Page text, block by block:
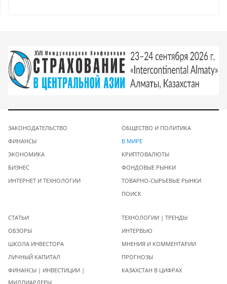
ЗАКОНОДАТЕЛЬСТВО
ФИНАНСЫ
ЭКОНОМИКА
БИЗНЕС
ИНТЕРНЕТ И ТЕХНОЛОГИИ
ОБЩЕСТВО И ПОЛИТИКА
В МИРЕ
КРИПТОВАЛЮТЫ
ФОНДОВЫЕ РЫНКИ
ТОВАРНО-СЫРЬЕВЫЕ РЫНКИ
ПОИСК
СТАТЬИ
ОБЗОРЫ
ШКОЛА ИНВЕСТОРА
ЛИЧНЫЙ КАПИТАЛ
ФИНАНСЫ | ИНВЕСТИЦИИ |
МИЛЛИАРДЕРЫ
ТЕХНОЛОГИИ | ТРЕНДЫ
ИНТЕРВЬЮ
МНЕНИЯ И КОММЕНТАРИИ
ПРОГНОЗЫ
КАЗАХСТАН В ЦИФРАХ